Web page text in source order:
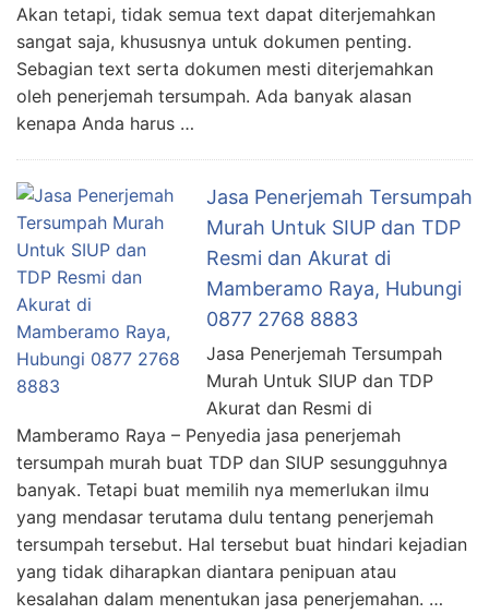
Akan tetapi, tidak semua text dapat diterjemahkan
sangat saja, khususnya untuk dokumen penting.
Sebagian text serta dokumen mesti diterjemahkan
oleh penerjemah tersumpah. Ada banyak alasan
kenapa Anda harus …
Jasa Penerjemah Tersumpah
Murah Untuk SIUP dan TDP
Resmi dan Akurat di
Mamberamo Raya, Hubungi
0877 2768 8883
Jasa Penerjemah Tersumpah
Murah Untuk SIUP dan TDP
Akurat dan Resmi di
Mamberamo Raya – Penyedia jasa penerjemah
tersumpah murah buat TDP dan SIUP sesungguhnya
banyak. Tetapi buat memilih nya memerlukan ilmu
yang mendasar terutama dulu tentang penerjemah
tersumpah tersebut. Hal tersebut buat hindari kejadian
yang tidak diharapkan diantara penipuan atau
kesalahan dalam menentukan jasa penerjemahan. …